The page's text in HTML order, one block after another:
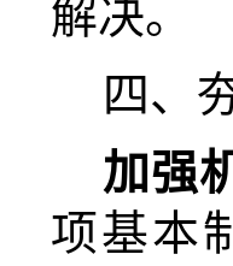
解决。
四、
加强
项基本